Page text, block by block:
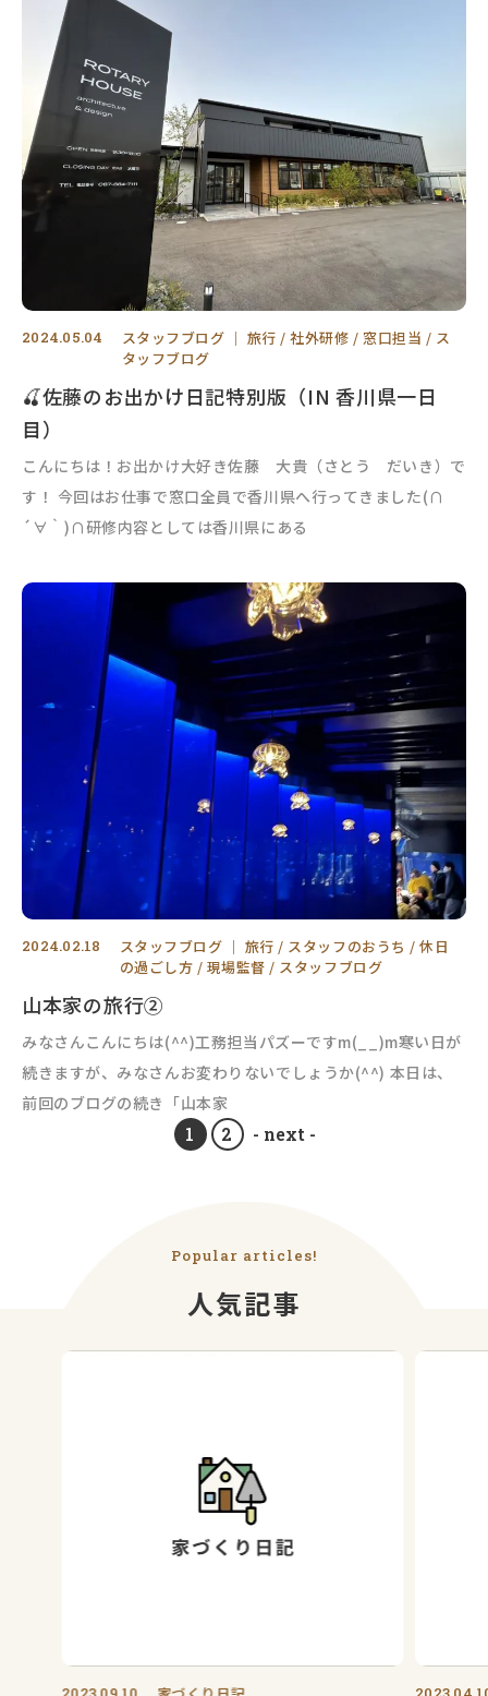
2024.05.04 スタッフブログ ｜ 旅行 社外研修 窓口担当
ス
タッフブログ
🍒佐藤のお出かけ日記特別版（IN 香川県一日
目）
こんにちは！お出かけ大好き佐藤 大貴（さとう だいき）で
す！ 今回はお仕事で窓口全員で香川県へ行ってきました(∩
´∀｀)∩研修内容としては香川県にある
2024.02.18 スタッフブログ ｜ 旅行 スタッフのおうち
休日
の過ごし方
現場監督 スタッフブログ
山本家の旅行②
みなさんこんにちは(^^)工務担当パズーですm(__)m寒い日が
続きますが、みなさんお変わりないでしょうか(^^) 本日は、
前回のブログの続き「山本家
1 2 - next -
Popular articles!
人気記事